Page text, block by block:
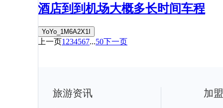
酒店到到机场大概多长时间车程
YoYo_1M6A2X1I
上一页1 234567...50下一页
旅游资讯 加